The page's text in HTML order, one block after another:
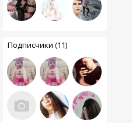
Подписчики (11)